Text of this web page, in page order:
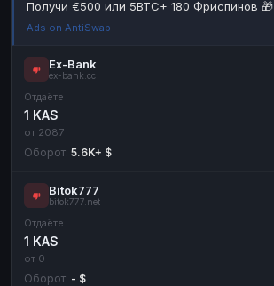
Наличные
Наличные
Получи €500 или 5BTC+ 180 Фриспинов 🎁
Ads on AntiSwap
Ex-Bank
ex-bank.cc
Отдаёте
1 KAS
от 2087
Оборот: 5.6K+ $
Bitok777
bitok777.net
Отдаёте
1 KAS
от 0
Оборот: - $